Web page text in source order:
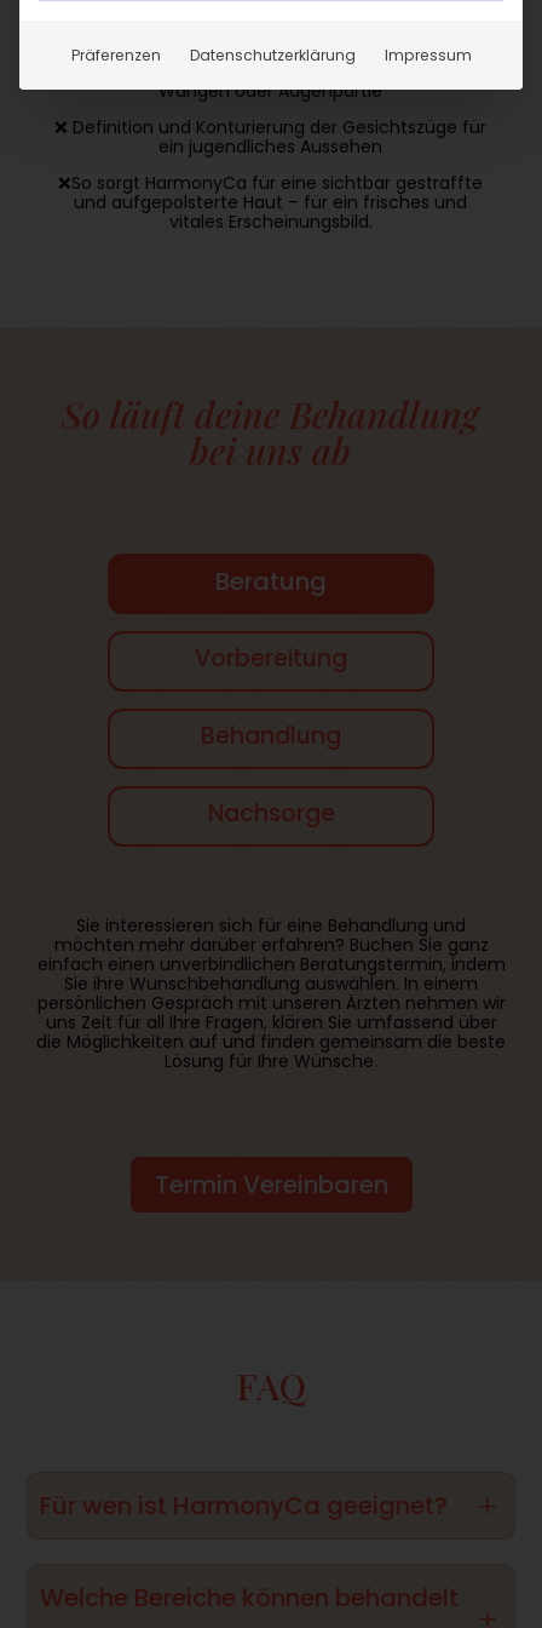
❌ Volumenverlust im Gesicht, z. B. eingefallene
Wangen oder Augenpartie
❌ Definition und Konturierung der Gesichtszüge für
ein jugendliches Aussehen
❌So sorgt HarmonyCa für eine sichtbar gestraffte
und aufgepolsterte Haut – für ein frisches und
vitales Erscheinungsbild.
So läuft deine Behandlung
bei uns ab
Beratung
Vorbereitung
Behandlung
Nachsorge
Sie interessieren sich für eine Behandlung und
möchten mehr darüber erfahren? Buchen Sie ganz
einfach einen unverbindlichen Beratungstermin, indem
Sie ihre Wunschbehandlung auswählen. In einem
persönlichen Gespräch mit unseren Ärzten nehmen wir
uns Zeit für all Ihre Fragen, klären Sie umfassend über
die Möglichkeiten auf und finden gemeinsam die beste
Lösung für Ihre Wünsche.
Termin Vereinbaren
FAQ
Für wen ist HarmonyCa geeignet? L
Personen mit beginnendem Volumenverlust im
Welche Bereiche können behandelt
L
Präferenzen Datenschutzerklärung Impressum